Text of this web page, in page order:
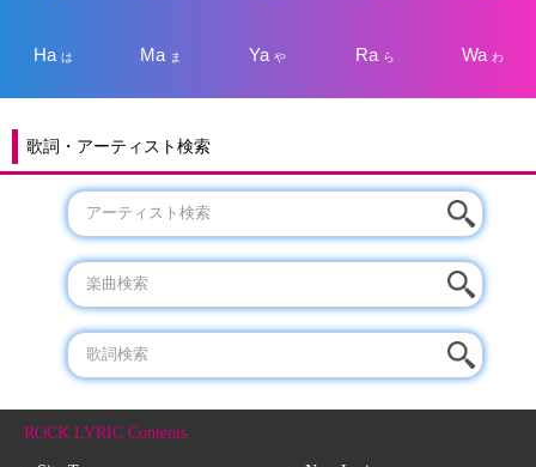
Haは Ma ま Yaや Ra ら Wa わ
歌詞・アーティスト検索
ROCK LYRIC Contents